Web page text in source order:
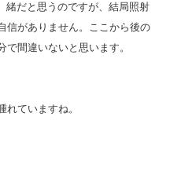
緒だと思うのですが、結局照射
信がありません。ここから後の
間違いないと思います。
ていますね。